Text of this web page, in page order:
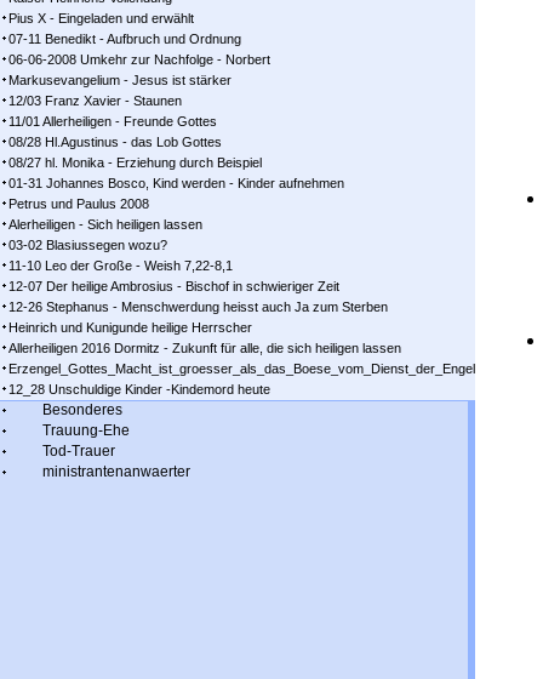
Pius X - Eingeladen und erwählt
07-11 Benedikt - Aufbruch und Ordnung
06-06-2008 Umkehr zur Nachfolge - Norbert
Markusevangelium - Jesus ist stärker
12/03 Franz Xavier - Staunen
11/01 Allerheiligen - Freunde Gottes
08/28 Hl.Agustinus - das Lob Gottes
08/27 hl. Monika - Erziehung durch Beispiel
01-31 Johannes Bosco, Kind werden - Kinder aufnehmen
Petrus und Paulus 2008
Alerheiligen - Sich heiligen lassen
03-02 Blasiussegen wozu?
11-10 Leo der Große - Weish 7,22-8,1
12-07 Der heilige Ambrosius - Bischof in schwieriger Zeit
12-26 Stephanus - Menschwerdung heisst auch Ja zum Sterben
Heinrich und Kunigunde heilige Herrscher
Allerheiligen 2016 Dormitz - Zukunft für alle, die sich heiligen lassen
Erzengel_Gottes_Macht_ist_groesser_als_das_Boese_vom_Dienst_der_Engel
12_28 Unschuldige Kinder -Kindemord heute
Besonderes
Trauung-Ehe
Tod-Trauer
ministrantenanwaerter